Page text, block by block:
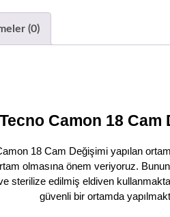
(0)
Tecno Camon 18 Cam
18 Cam Değişimi yapılan
olmasına önem veriyoruz.
sterilize edilmiş eldiven
güvenli bir ortamda